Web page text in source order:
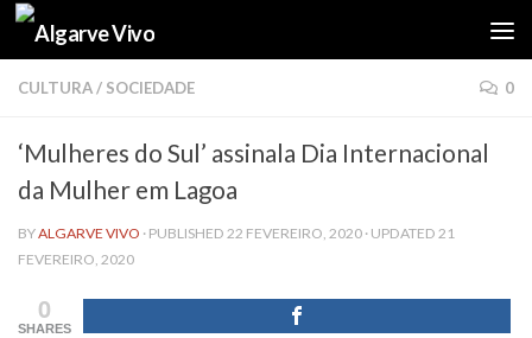
Skip to content
CULTURA/ SOCIEDADE 0
‘Mulheres do Sul’ assinala Dia Internacional
da Mulher em Lagoa
BYALGARVE VIVO · PUBLISHED 22 FEVEREIRO, 2020 · UPDATED 21
FEVEREIRO, 2020
0
SHARES